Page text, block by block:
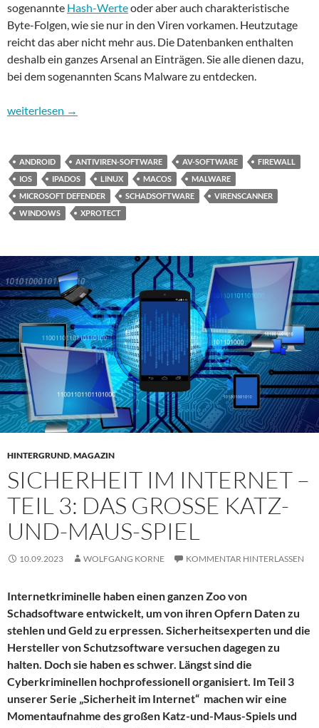
sogenannte Hash-Werteoder aber auch charakteristische
Byte-Folgen, wie sie nur in den Viren vorkamen. Heutzutage
reicht das aber nicht mehr aus. Die Datenbanken enthalten
deshalb ein ganzes Arsenal an Einträgen. Sie alle dienen dazu,
bei dem sogenannten Scans Malware zu entdecken.
Sicherheit im Internet – Teil 4: Die Schutz-Essentials Antiviren-
weiterlesen →
ANDROID ANTIVIREN-SOFTWARE AV-SOFTWARE
FIREWALL
IOS
IPADOS LINUX MACOS
MALWARE
MICROSOFT DEFENDER
SCHADSOFTWARE
VIRENSCANNER
WINDOWS
XPROTECT
HINTERGRUND,MAGAZIN
SICHERHEIT IM INTERNET –
TEIL 3: DAS GROSSE KATZ-U
ND-MAUS-SPIEL
10.09.2023 WOLFGANG KORNE KOMMENTAR HINTERLASSEN
Internetkriminelle haben einen ganzen Zoo von
Schadsoftware entwickelt, um von ihren Opfern Daten zu
stehlen und Geld zu erpressen. Sicherheitsexperten und die
Hersteller von Schutzsoftware versuchen dagegen zu
halten. Doch sie haben es schwer. Längst sind die
Cyberkriminellen hochprofessionell organisiert. Im Teil 3
unserer Serie „Sicherheit im Internet“ machen wir eine
Momentaufnahme des großen Katz-und-Maus-Spiels und